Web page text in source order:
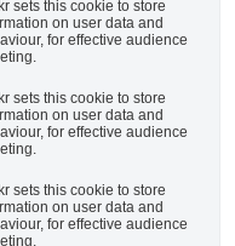
sets this cookie to store
on user data and
for effective audience
sets this cookie to store
on user data and
for effective audience
sets this cookie to store
on user data and
for effective audience